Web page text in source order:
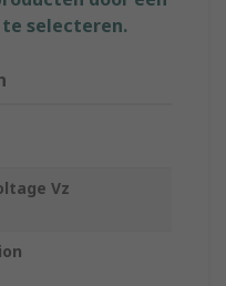
selecteren.
Vz